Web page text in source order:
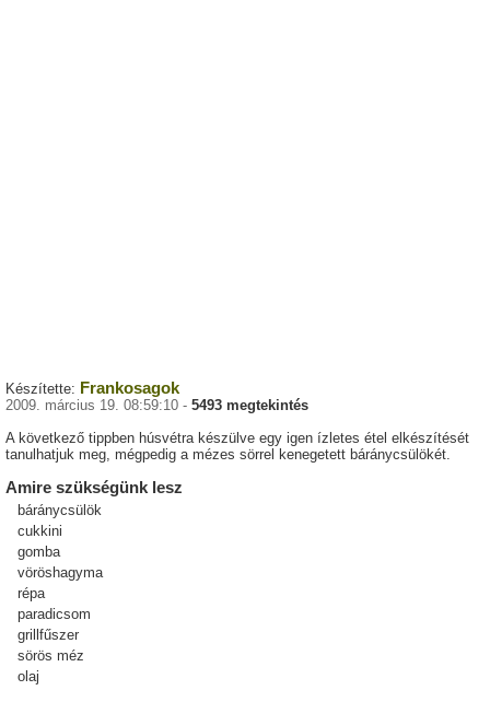
Készítette: Frankosagok
2009. március 19. 08:59:10 - 5493 megtekintés
A következő tippben húsvétra készülve egy igen ízletes étel elkészítését
tanulhatjuk meg, mégpedig a mézes sörrel kenegetett báránycsülökét.
Amire szükségünk lesz
báránycsülök
cukkini
gomba
vöröshagyma
répa
paradicsom
grillfűszer
sörös méz
olaj